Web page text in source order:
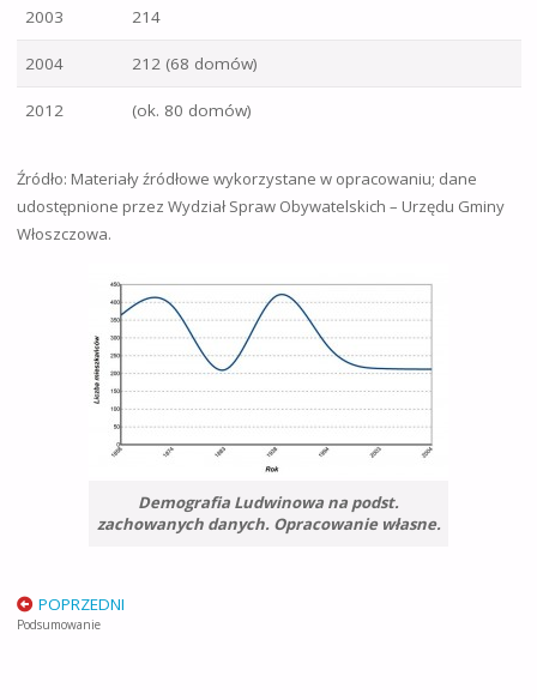
2003 214
2004 212 (68 domów)
2012 (ok. 80 domów)
Źródło: Materiały źródłowe wykorzystane w opracowaniu; dane
udostępnione przez Wydział Spraw Obywatelskich – Urzędu Gminy
Włoszczowa.
Demografia Ludwinowa na podst.
zachowanych danych. Opracowanie własne.
POPRZEDNI
Podsumowanie